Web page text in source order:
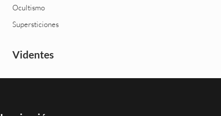
Ocultismo
Supersticiones
Videntes